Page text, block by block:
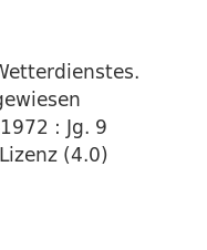
: Jg. 9
(4.0)